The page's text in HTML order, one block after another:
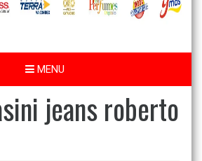
MENU
jeans roberto